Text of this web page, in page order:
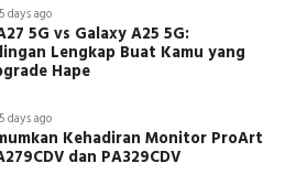
5 days ago
5G vs Galaxy A25 5G:
Lengkap Buat Kamu yang
Hape
5 days ago
Kehadiran Monitor ProArt
dan PA329CDV